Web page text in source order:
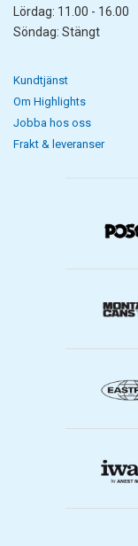
Lördag: 11.00 - 16.00
Söndag: Stängt
Kundtjänst
Om Highlights
Jobba hos oss
Frakt & leveranser